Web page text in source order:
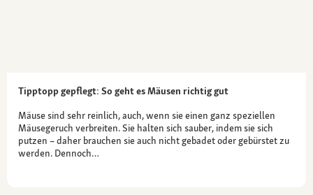
Tipptopp gepflegt: So geht es Mäusen richtig gut
Mäuse sind sehr reinlich, auch, wenn sie einen ganz speziellen
Mäusegeruch verbreiten. Sie halten sich sauber, indem sie sich
putzen – daher brauchen sie auch nicht gebadet oder gebürstet zu
werden. Dennoch…